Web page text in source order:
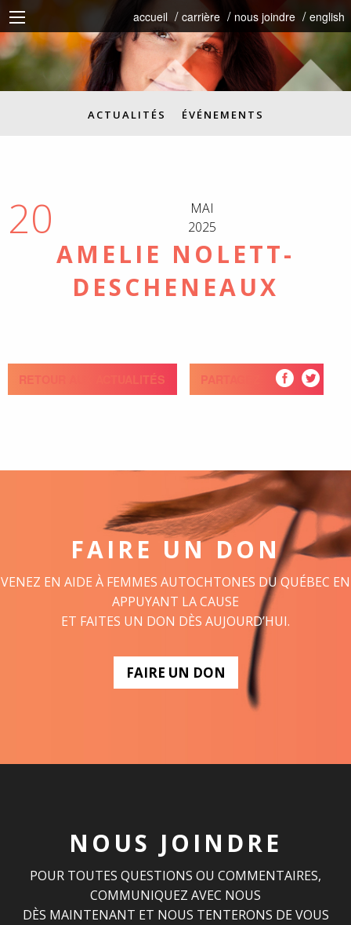
accueil carrière nous joindre english
ACTUALITÉS ÉVÉNEMENTS
20
MAI
2025
AMELIE NOLETT-
DESCHENEAUX
RETOUR AUX ACTUALITÉS PARTAGEZ
FAIRE UN DON
VENEZ EN AIDE À FEMMES AUTOCHTONES DU QUÉBEC EN
APPUYANT LA CAUSE
ET FAITES UN DON DÈS AUJOURD’HUI.
FAIRE UN DON
NOUS JOINDRE
POUR TOUTES QUESTIONS OU COMMENTAIRES,
COMMUNIQUEZ AVEC NOUS
DÈS MAINTENANT ET NOUS TENTERONS DE VOUS